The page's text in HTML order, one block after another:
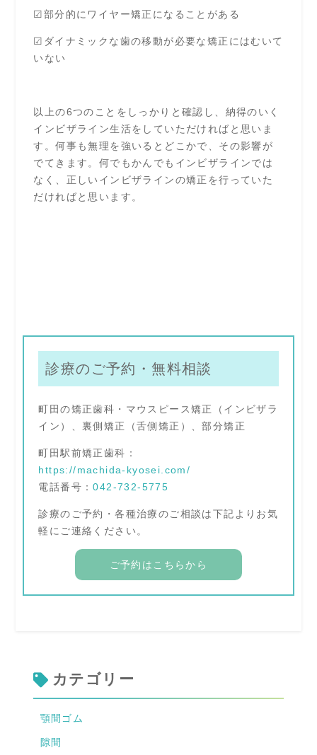
☑部分的にワイヤー矯正になることがある
☑ダイナミックな歯の移動が必要な矯正にはむいて
いない
以上の6つのことをしっかりと確認し、納得のいく
インビザライン生活をしていただければと思いま
す。何事も無理を強いるとどこかで、その影響が
でてきます。何でもかんでもインビザラインでは
なく、正しいインビザラインの矯正を行っていた
だければと思います。
診療のご予約・無料相談
町田の矯正歯科・マウスピース矯正（インビザラ
イン）、裏側矯正（舌側矯正）、部分矯正
町田駅前矯正歯科：
https://machida-kyosei.com/
電話番号：042-732-5775
診療のご予約・各種治療のご相談は下記よりお気
軽にご連絡ください。
ご予約はこちらから
カテゴリー
顎間ゴム
隙間